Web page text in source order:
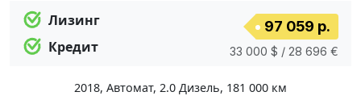
Лизинг
Кредит
97 059 р.
33 000 $ / 28 696 €
2018, Автомат, 2.0 Дизель, 181 000 км